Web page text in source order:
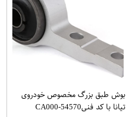
بوش طبق بزرگ مخصوص خودروی
تیانا با کد فنی54570-CA000